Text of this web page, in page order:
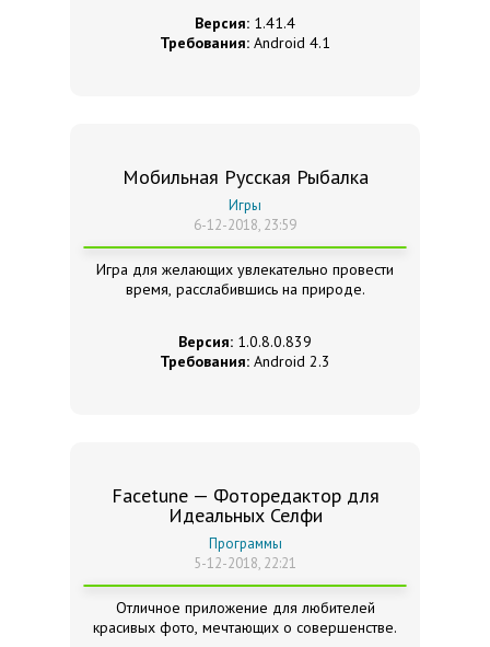
Версия: 1.41.4
Требования: Android 4.1
Мобильная Русская Рыбалка
Игры
6-12-2018, 23:59
Игра для желающих увлекательно провести
время, расслабившись на природе.
Версия: 1.0.8.0.839
Требования: Android 2.3
Facetune — Фоторедактор для
Идеальных Селфи
Программы
5-12-2018, 22:21
Отличное приложение для любителей
красивых фото, мечтающих о совершенстве.